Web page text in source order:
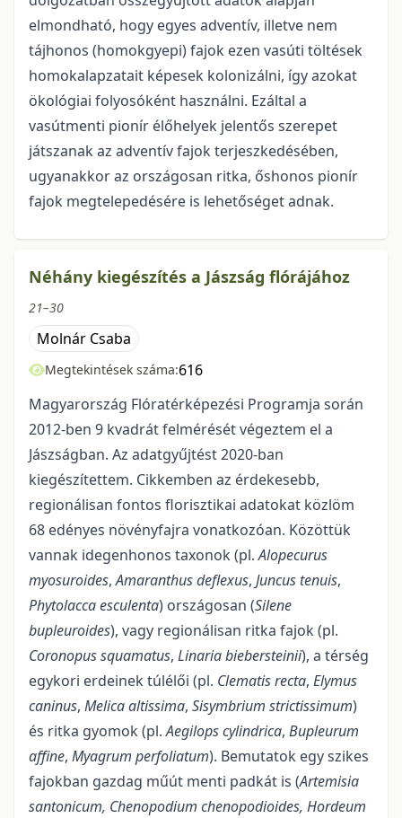
elmondható, hogy egyes adventív, illetve nem
tájhonos (homokgyepi) fajok ezen vasúti töltések
homokalapzatait képesek kolonizálni, így azokat
ökológiai folyosóként használni. Ezáltal a
vasútmenti pionír élőhelyek jelentős szerepet
játszanak az adventív fajok terjeszkedésében,
ugyanakkor az orszá­gosan ritka, őshonos pionír
fajok megtelepedésére is lehetőséget adnak.
Néhány kiegészítés a Jászság flórájához
21–30
Molnár Csaba
Megtekintések száma:616
Magyarország Flóratérképezési Programja során
2012-ben 9 kvadrát felmérését vé­geztem el a
Jászságban. Az adatgyűjtést 2020-ban
kiegészítettem. Cikkemben az érdekesebb,
regionáli­san fontos florisztikai adatokat közlöm
68 edényes növényfajra vonatkozóan. Közöttük
vannak idegen­honos taxonok (pl.Alopecurus
myosuroides,Amaranthus deflexus, Juncus tenuis,
Phytolacca esculenta) országosan (Silene
bupleuroides), vagy regionálisan ritka fajok (pl.
Coronopus squamatus, Linaria biebersteinii), a térség
egykori erdeinek túlélői (pl. Clematis recta, Elymus
caninus, Melica altissima, Sisymbrium strictissimum)
és ritka gyomok (pl.Aegilops cylindrica, Bupleurum
affine, Myagrum perfolia­tum). Bemutatok egy szikes
fajokban gazdag műút menti padkát is (Artemisia
santonicum, Chenopodium chenopo­dioides, Hordeum